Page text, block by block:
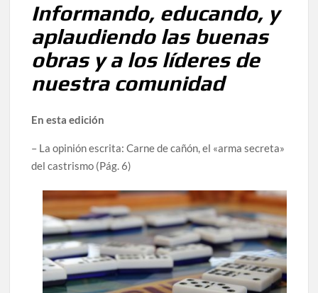
Informando, educando, y
aplaudiendo las buenas
obras y a los líderes de
nuestra comunidad
En esta edición
– La opinión escrita: Carne de cañón, el «arma secreta»
del castrismo (Pág. 6)